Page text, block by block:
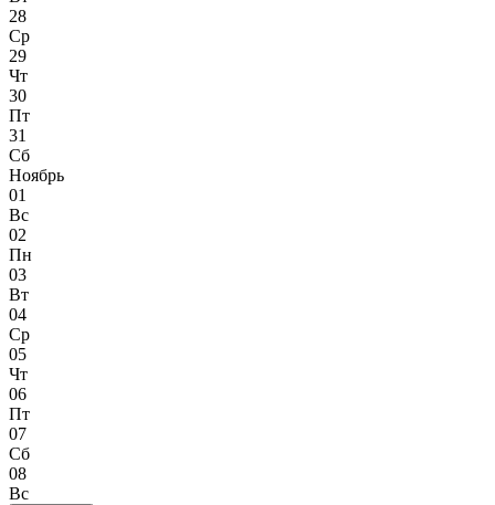
28
Ср
29
Чт
30
Пт
31
Сб
Ноябрь
01
Вс
02
Пн
03
Вт
04
Ср
05
Чт
06
Пт
07
Сб
08
Вс